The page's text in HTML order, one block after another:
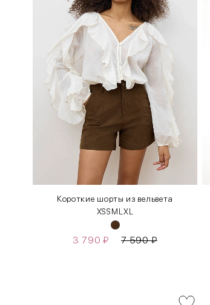
Короткие шорты из вельвета
XSS M LXL
3 790₽ 7 590₽